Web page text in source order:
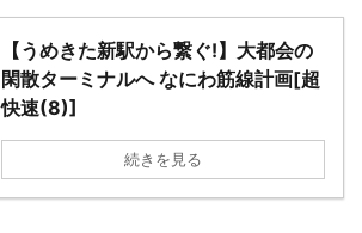
【うめきた新駅から繋ぐ!】大都会の
閑散ターミナルへ なにわ筋線計画[超
快速(8)]
続きを見る